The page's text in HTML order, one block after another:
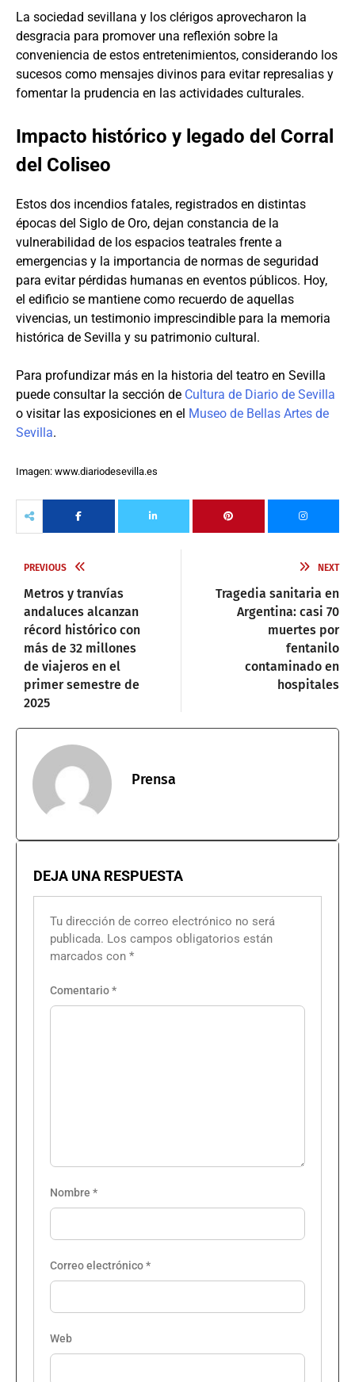
La sociedad sevillana y los clérigos aprovecharon la
desgracia para promover una reflexión sobre la
conveniencia de estos entretenimientos, considerando los
sucesos como mensajes divinos para evitar represalias y
fomentar la prudencia en las actividades culturales.
Impacto histórico y legado del Corral
del Coliseo
Estos dos incendios fatales, registrados en distintas
épocas del Siglo de Oro, dejan constancia de la
vulnerabilidad de los espacios teatrales frente a
emergencias y la importancia de normas de seguridad
para evitar pérdidas humanas en eventos públicos. Hoy,
el edificio se mantiene como recuerdo de aquellas
vivencias, un testimonio imprescindible para la memoria
histórica de Sevilla y su patrimonio cultural.
Para profundizar más en la historia del teatro en Sevilla
puede consultar la sección de Cultura de Diario de Sevilla
o visitar las exposiciones en el Museo de Bellas Artes de
Sevilla.
Imagen: www.diariodesevilla.es
PREVIOUS
Metros y tranvías
andaluces alcanzan
récord histórico con
más de 32 millones
de viajeros en el
primer semestre de
2025
NEXT
Tragedia sanitaria en
Argentina: casi 70
muertes por
fentanilo
contaminado en
hospitales
Prensa
DEJA UNA RESPUESTA
Tu dirección de correo electrónico no será
publicada. Los campos obligatorios están
marcados con *
Comentario*
Nombre *
Correo electrónico*
Web